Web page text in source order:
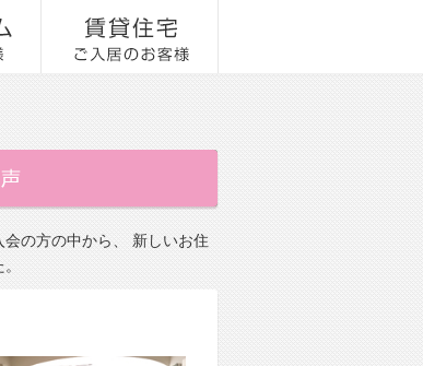
の方の中から、 新しいお住